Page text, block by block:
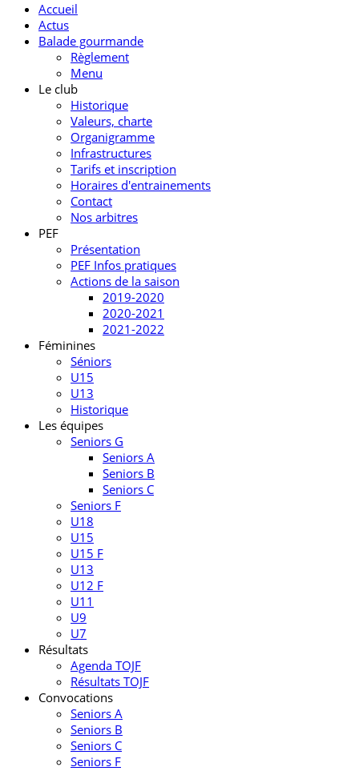
Accueil
Actus
Balade gourmande
Règlement
Menu
Le club
Historique
Valeurs, charte
Organigramme
Infrastructures
Tarifs et inscription
Horaires d'entrainements
Contact
Nos arbitres
PEF
Présentation
PEF Infos pratiques
Actions de la saison
2019-2020
2020-2021
2021-2022
Féminines
Séniors
U15
U13
Historique
Les équipes
Seniors G
Seniors A
Seniors B
Seniors C
Seniors F
U18
U15
U15 F
U13
U12 F
U11
U9
U7
Résultats
Agenda TOJF
Résultats TOJF
Convocations
Seniors A
Seniors B
Seniors C
Seniors F